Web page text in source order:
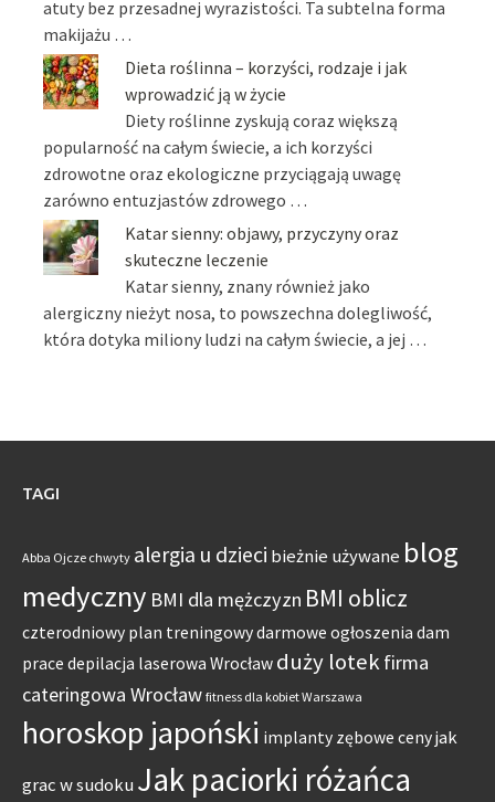
atuty bez przesadnej wyrazistości. Ta subtelna forma
makijażu …
Dieta roślinna – korzyści, rodzaje i jak
wprowadzić ją w życie
Diety roślinne zyskują coraz większą
popularność na całym świecie, a ich korzyści
zdrowotne oraz ekologiczne przyciągają uwagę
zarówno entuzjastów zdrowego …
Katar sienny: objawy, przyczyny oraz
skuteczne leczenie
Katar sienny, znany również jako
alergiczny nieżyt nosa, to powszechna dolegliwość,
która dotyka miliony ludzi na całym świecie, a jej …
TAGI
Abba Ojcze chwyty alergia u dzieci bieżnie używane blog
medyczny BMI dla mężczyzn BMI oblicz
czterodniowy plan treningowydarmowe ogłoszenia dam
prace depilacja laserowa Wrocław duży lotekfirma
cateringowa Wrocław fitness dla kobiet Warszawa
horoskop japoński implanty zębowe cenyjak
grac w sudoku Jak paciorki różańca